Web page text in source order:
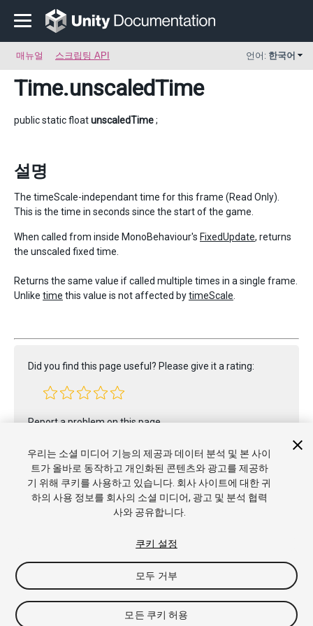
매뉴얼 스크립팅 API 언어: 한국어
Time.unscaledTime
public static floatunscaledTime;
설명
The timeScale-independant time for this frame (Read Only).
This is the time in seconds since the start of the game.
When called from inside MonoBehaviour's FixedUpdate, returns
the unscaled fixed time.
Returns the same value if called multiple times in a single frame.
Unlike time this value is not affected bytimeScale
Did you find this page useful? Please give it a rating:
Report a problem on this page
기술 자료
매 금지
쿠키 기본 설정
우리는 소셜 미디어 기능의 제공과 데이터 분석 및 본 사이
트가 올바로 동작하고 개인화된 콘텐츠와 광고를 제공하
기 위해 쿠키를 사용하고 있습니다. 회사 사이트에 대한 귀
하의 사용 정보를 회사의 소셜 미디어, 광고 및 분석 협력
사와 공유합니다.
쿠키 설정
모두 거부
모든 쿠키 허용